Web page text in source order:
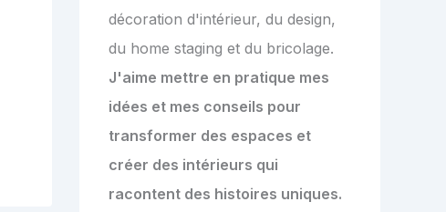
décoration d'intérieur, du design,
du home staging et du bricolage.
J'aime mettre en pratique mes
idées et mes conseils pour
transformer des espaces et
créer des intérieurs qui
racontent des histoires uniques.